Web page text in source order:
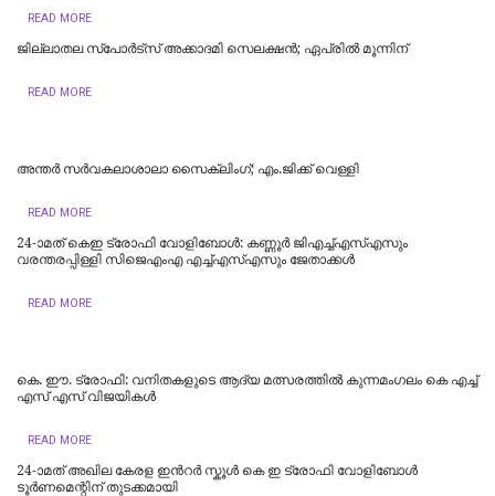
READ MORE
ജില്ലാതല സ്പോർട്‌സ് അക്കാദമി സെലക്ഷൻ; ഏപ്രിൽ മൂന്നിന്
READ MORE
അന്തര്‍ സര്‍വകലാശാലാ സൈക്ലിംഗ്; എം.ജിക്ക് വെള്ളി
READ MORE
24-ാമത് കെഇ ട്രോഫി വോളിബോൾ: കണ്ണൂർ ജിഎച്ച്എസ്എസും
വരന്തരപ്പിള്ളി സിജെഎംഎ എച്ച്എസ്എസും ജേതാക്കൾ
READ MORE
കെ. ഈ. ട്രോഫി: വനിതകളുടെ ആദ്യ മത്സരത്തിൽ കുന്നമംഗലം കെ എച്ച്
എസ് എസ് വിജയികൾ
READ MORE
24-ാമത് അഖില കേരള ഇന്‍റർ സ്കൂൾ കെ ഇ ട്രോഫി വോളിബോൾ
ടൂർണമെന്റിന് തുടക്കമായി